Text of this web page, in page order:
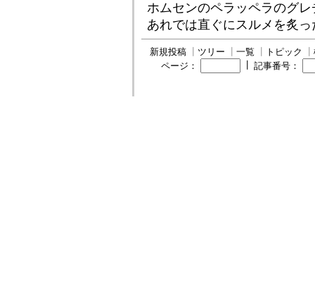
ホムセンのペラッペラのグ
あれでは直ぐにスルメを炙
新規投稿 ツリー 一覧 トピック
ページ：
記事番号：